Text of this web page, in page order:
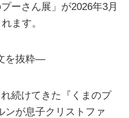
ーさん展」が2026年3月
ます。
を抜粋—
続けてきた『くまのプ
ンが息子クリストファ